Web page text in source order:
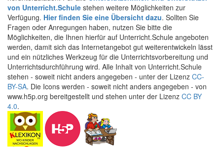
von Unterricht.Schule stehen weitere Möglichkeiten zur
Verfügung. Hier finden Sie eine Übersicht dazu. Sollten Sie
Fragen oder Anregungen haben, nutzen Sie bitte die
Möglichkeiten, die Ihnen hierfür auf Unterricht.Schule angeboten
werden, damit sich das Internetangebot gut weiterentwickeln lässt
und ein nützliches Werkzeug für die Unterrichtsvorbereitung und
Unterrichtsdurchführung wird. Alle Inhalt von Unterricht.Schule
stehen - soweit nicht anders angegeben - unter der Lizenz CC-
BY-SA. Die Icons werden - soweit nicht anders angegeben - von
www.h5p.org bereitgestellt und stehen unter der Lizenz CC BY
4.0.